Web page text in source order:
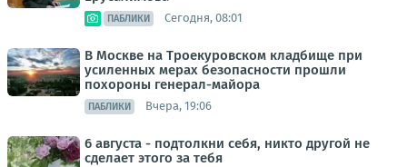
ПАБЛИКИ Сегодня, 08:01
В Москве на Троекуровском кладбище при
усиленных мерах безопасности прошли
похороны генерал-майора
ПАБЛИКИ Вчера, 19:06
6 августа - подтолкни себя, никто другой не
сделает этого за тебя